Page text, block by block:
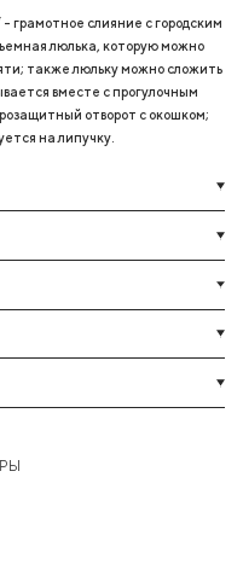
- грамотное слияние с городским
люлька, которую можно
также люльку можно сложить
вместе с прогулочным
отворот с окошком;
на липучку.